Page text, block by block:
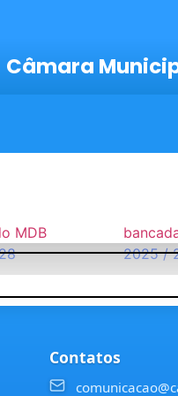
Câmara
MDB
2025 /
Contatos